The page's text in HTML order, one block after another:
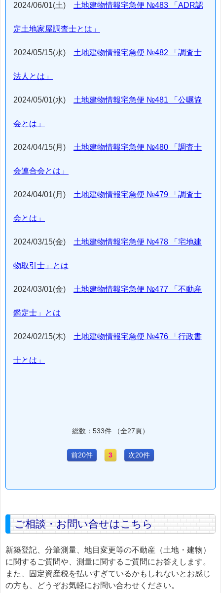
2024/06/01(土) 土地建物情報宅急便 №483 「ADR認
定土地家屋調査士とは」
2024/05/15(水) 土地建物情報宅急便 №482 「調査士
法人とは」
2024/05/01(水) 土地建物情報宅急便 №481 「公嘱協
会とは」
2024/04/15(月) 土地建物情報宅急便 №480 「調査士
会連合会とは」
2024/04/01(月) 土地建物情報宅急便 №479 「調査士
会とは」
2024/03/15(金) 土地建物情報宅急便 №478 「宅地建
物取引士」とは
2024/03/01(金) 土地建物情報宅急便 №477 「不動産
鑑定士」とは
2024/02/15(木) 土地建物情報宅急便 №476 「行政書
士とは」
総数：533件 （全27頁）
前20件 3 次20件
ご相談・お問い合せはこちら
新築登記、分筆測量、地目変更等の不動産（土地・建物）
に関するご質問や、測量に関するご質問にお答えします。
また、固定資産税を払いすぎているかもしれないとお感じ
の方も、どうぞお気軽にお問い合わせください。